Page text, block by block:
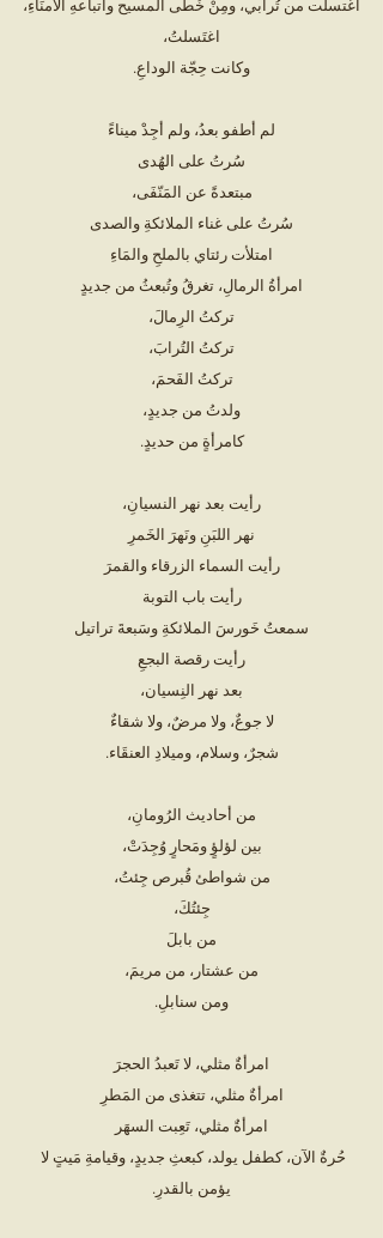
اغتسلت من تُرابي، ومِنْ خُطى المسيح واتباعهِ الأُمنَاءِ،
اغتَسلتُ،
وكانت حِجّة الوداعِ.
لم أطفو بعدُ، ولم أجِدْ ميناءً
سُرتُ على الهُدى
مبتعدةً عن المَنّفَى،
سُرتُ على غناء الملائكةِ والصدى
امتلأت رئتاي بالملحِ والمَاءِ
امرأةُ الرمالِ، تغرقُ وتُبعثُ من جديدٍ
تركتُ الرِمالَ،
تركتُ التُرابَ،
تركتُ الفَحمَ،
ولدتُ من جديدٍ،
كامرأةٍ من حديدٍ.
رأيت بعد نهر النسيانِ،
نهر اللبَنِ ونَهرَ الخَمرِ
رأيت السماء الزرقاء والقمرَ
رأيت باب التوبة
سمعتُ خَورسَ الملائكةِ وسَبعةَ تراتيل
رأيت رقصة البجعِ
بعد نهر النِسيان،
لا جوعٌ، ولا مرضٌ، ولا شقاءٌ
شجرٌ، وسلام، وميلادِ العنقَاء.
من أحاديث الرُومانِ،
بين لؤلؤٍ ومَحارٍ وُجِدَتْ،
من شواطئ قُبرص جِئتُ،
جِئتُكَ،
من بابلَ
من عشتار، من مريمَ،
ومن سنابلِ.
امرأةٌ مثلي، لا تَعبدُ الحجرَ
امرأةٌ مثلي، تتغذى من المَطرِ
امرأةٌ مثلي، تَعِبت السهَر
حُرةٌ الآن، كطفل يولد، كبعثِ جديدٍ، وقيامةِ مَيتٍ لا
يؤمن بالقدرِ.